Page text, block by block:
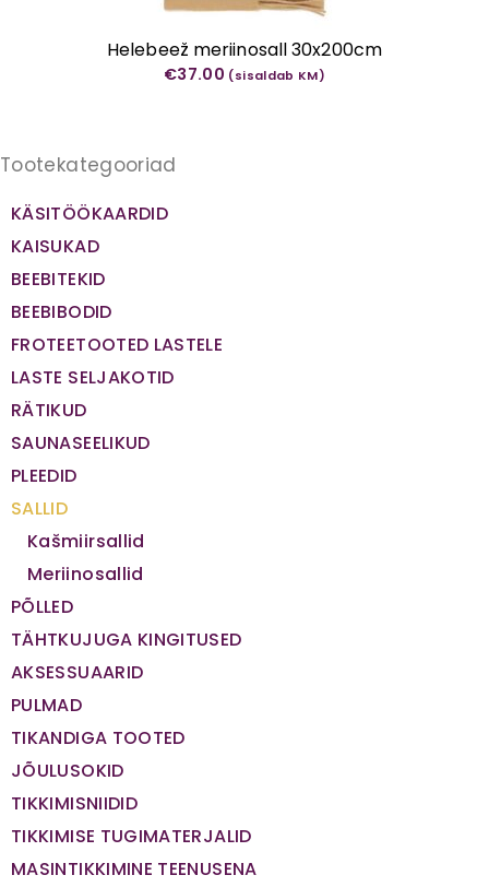
Helebeež meriinosall 30x200cm
€37.00 (sisaldab KM)
Tootekategooriad
KÄSITÖÖKAARDID
KAISUKAD
BEEBITEKID
BEEBIBODID
FROTEETOOTED LASTELE
LASTE SELJAKOTID
RÄTIKUD
SAUNASEELIKUD
PLEEDID
SALLID
Kašmiirsallid
Meriinosallid
PÕLLED
TÄHTKUJUGA KINGITUSED
AKSESSUAARID
PULMAD
TIKANDIGA TOOTED
JÕULUSOKID
TIKKIMISNIIDID
TIKKIMISE TUGIMATERJALID
MASINTIKKIMINE TEENUSENA